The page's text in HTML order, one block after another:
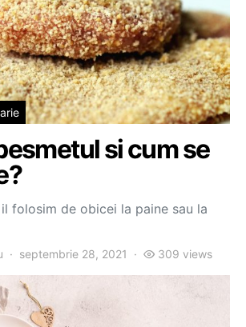
si cum se
folosim de obicei la paine sau la
septembrie 28, 2021 309 views